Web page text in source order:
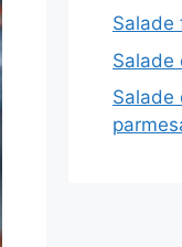
Salade
Salade
Salade